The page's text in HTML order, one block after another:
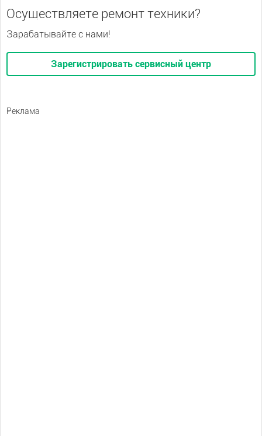
Осуществляете ремонт техники?
Зарабатывайте с нами!
Зарегистрировать сервисный центр
Реклама